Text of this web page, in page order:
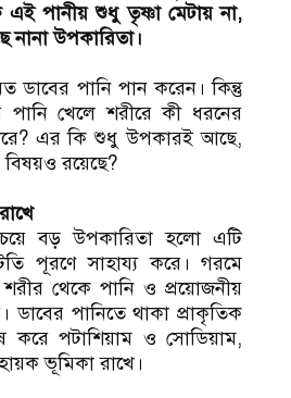
এই পানীয় শুধু তৃষ্ণা মেটায় না,
নানা উপকারিতা।
ডাবের পানি পান করেন। কিন্তু
পানি খেলে শরীরে কী ধরনের
এর কি শুধু উপকারই আছে,
রয়েছে?
বড় উপকারিতা হলো এটি
পূরণে সাহায্য করে। গরমে
থেকে পানি ও প্রয়োজনীয়
ডাবের পানিতে থাকা প্রাকৃতিক
করে পটাশিয়াম ও সোডিয়াম,
ভূমিকা রাখে।